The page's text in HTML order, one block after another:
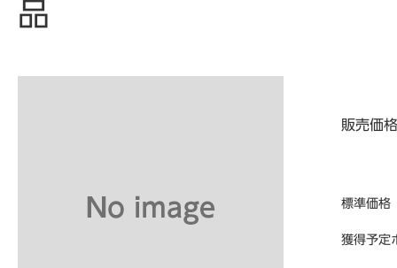
品
販売価格
標準価格
獲得予定